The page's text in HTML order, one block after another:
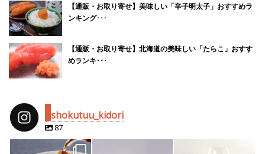
【通販・お取り寄せ】美味しい「辛子明太子」おすすめラ
ンキング･･･
【通販・お取り寄せ】北海道の美味しい「たらこ」おすす
めランキ･･･
shokutuu_kidori
87
shokutuu_kidori